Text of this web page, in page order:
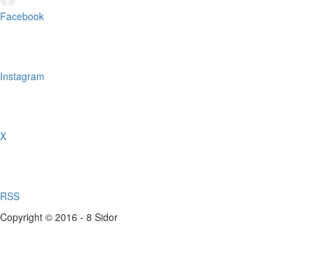
Facebook
Instagram
X
RSS
Copyright © 2016 - 8 Sidor